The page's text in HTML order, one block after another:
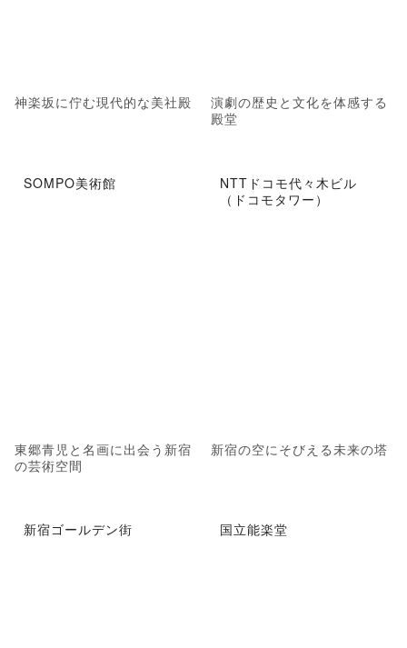
神楽坂に佇む現代的な美社殿
演劇の歴史と文化を体感する
殿堂
SOMPO美術館
東郷青児と名画に出会う新宿
の芸術空間
NTTドコモ代々木ビル
（ドコモタワー）
新宿の空にそびえる未来の塔
新宿ゴールデン街 国立能楽堂